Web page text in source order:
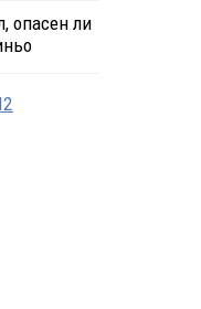
опасен ли